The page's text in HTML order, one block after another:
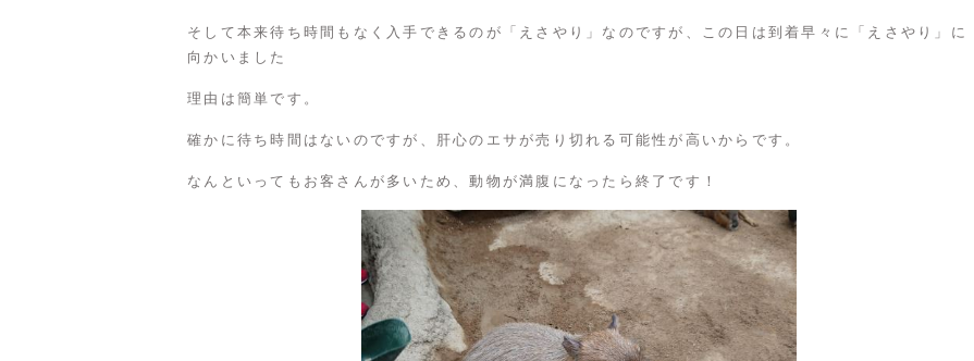
そして本来待ち時間もなく入手できるのが「えさやり」なのですが、この日は到着早々に「えさやり」に
向かいました
理由は簡単です。
確かに待ち時間はないのですが、肝心のエサが売り切れる可能性が高いからです。
なんといってもお客さんが多いため、動物が満腹になったら終了です！